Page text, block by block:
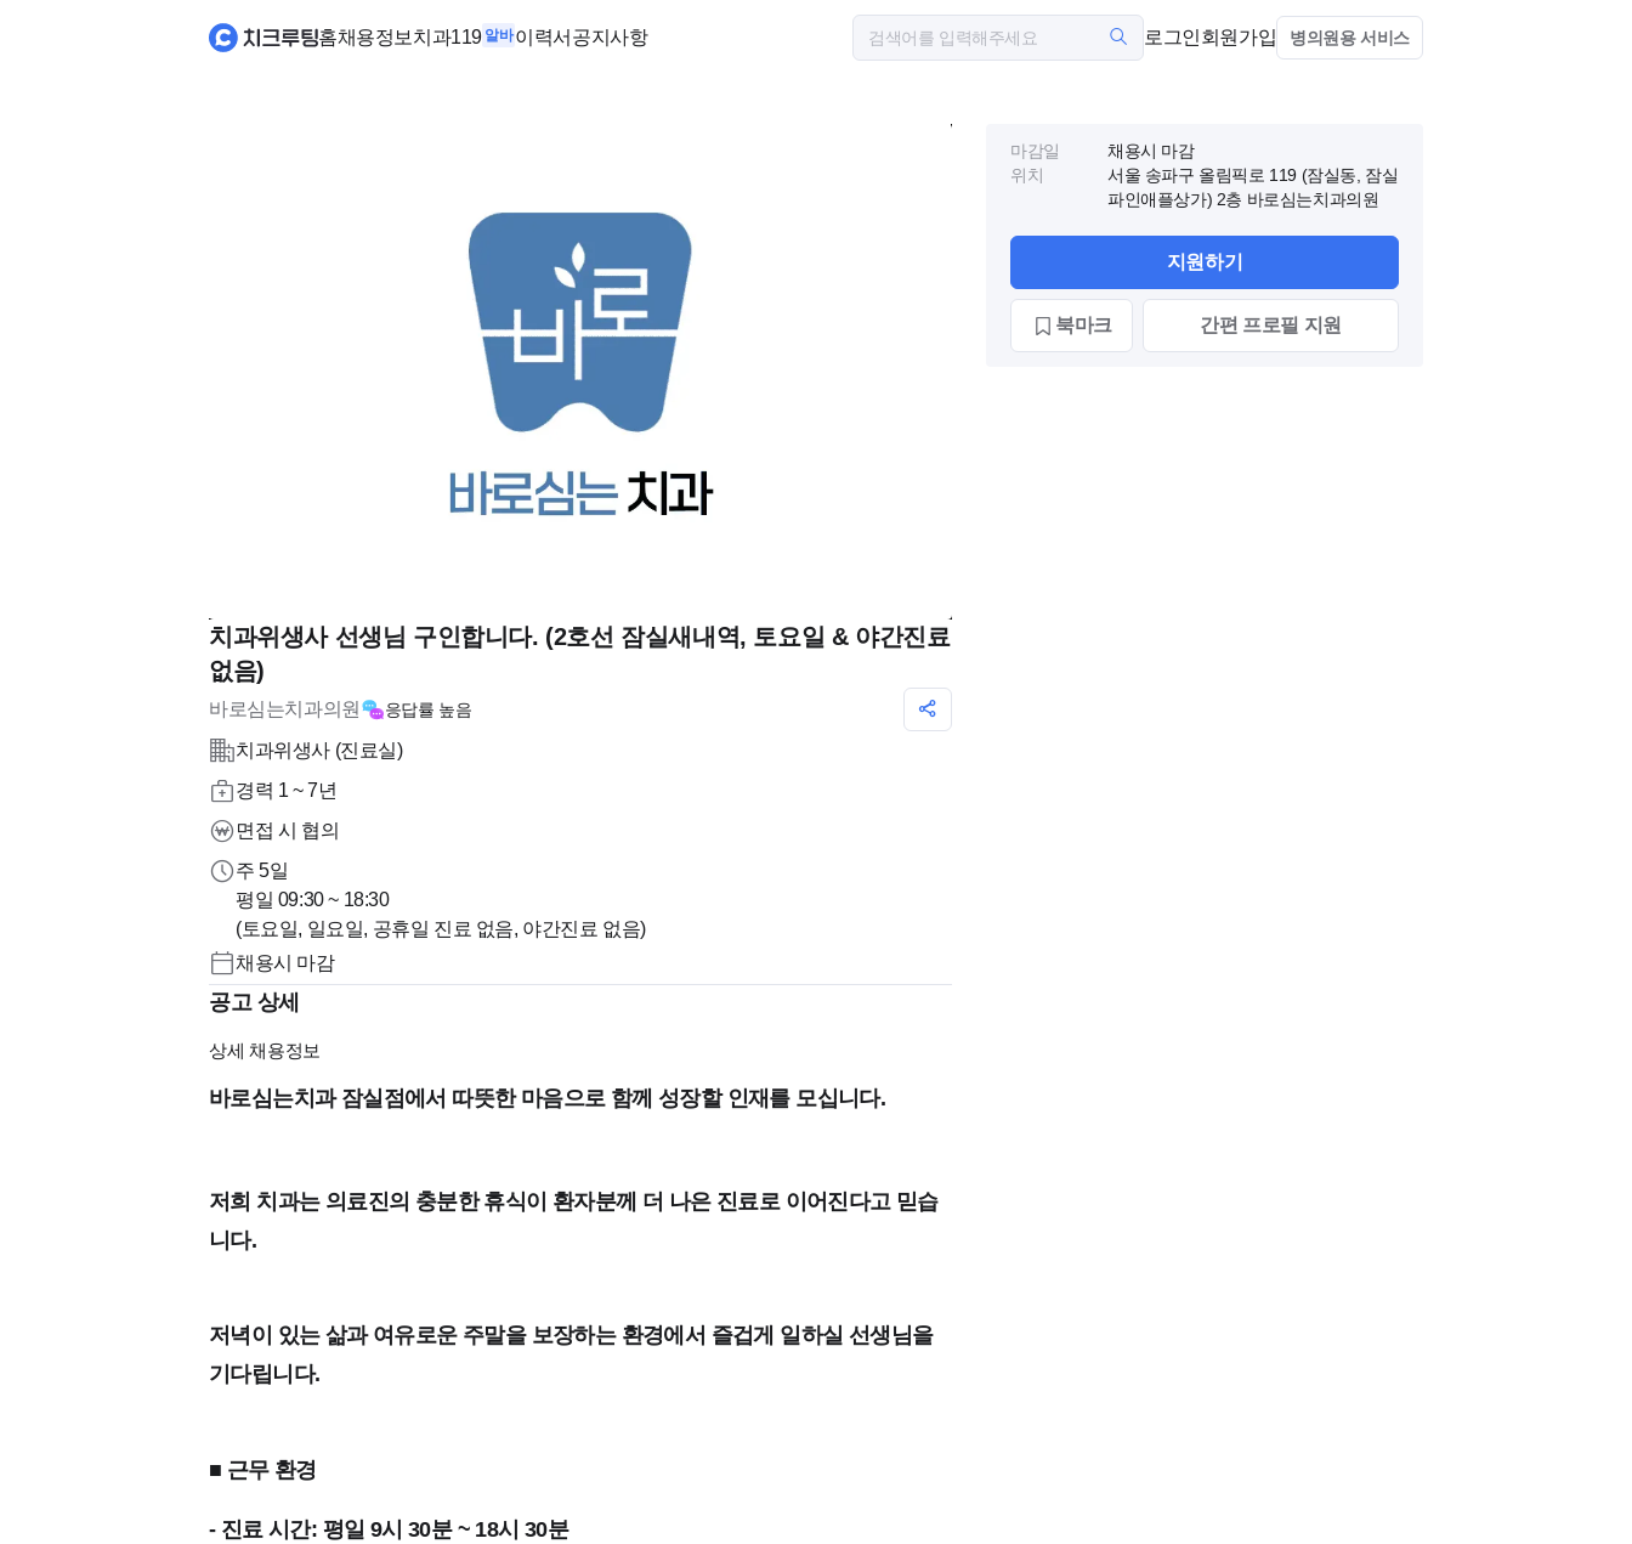
홈채용정보 치과119 알바이력서 공지사항 로그인회원가입 병의원용 서비스
치과위생사 선생님 구인합니다. (2호선 잠실새내역, 토요일 & 야간진료
없음)
바로심는치과의원 응답률 높음
치과위생사 (진료실)
경력 1 ~ 7년
면접 시 협의
주 5일
평일 09:30 ~ 18:30
채용시 마감
공고 상세
상세 채용정보
바로심는치과 잠실점에서 따뜻한 마음으로 함께 성장할 인재를 모십니다.
저희 치과는 의료진의 충분한 휴식이 환자분께 더 나은 진료로 이어진다고 믿습
니다.
저녁이 있는 삶과 여유로운 주말을 보장하는 환경에서 즐겁게 일하실 선생님을
기다립니다.
■ 근무 환경
- 진료 시간: 평일 9시 30분 ~ 18시 30분
마감일
채용시 마감
위치
서울 송파구 올림픽로 119 (잠실동, 잠실
파인애플상가) 2층 바로심는치과의원
지원하기
북마크 간편 프로필 지원